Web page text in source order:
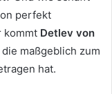
perfekt
kommt Detlev von
maßgeblich zum
hat.